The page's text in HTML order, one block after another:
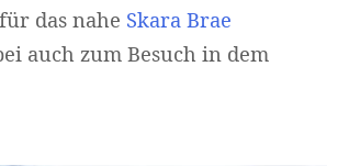
das nahe Skara Brae
auch zum Besuch in dem